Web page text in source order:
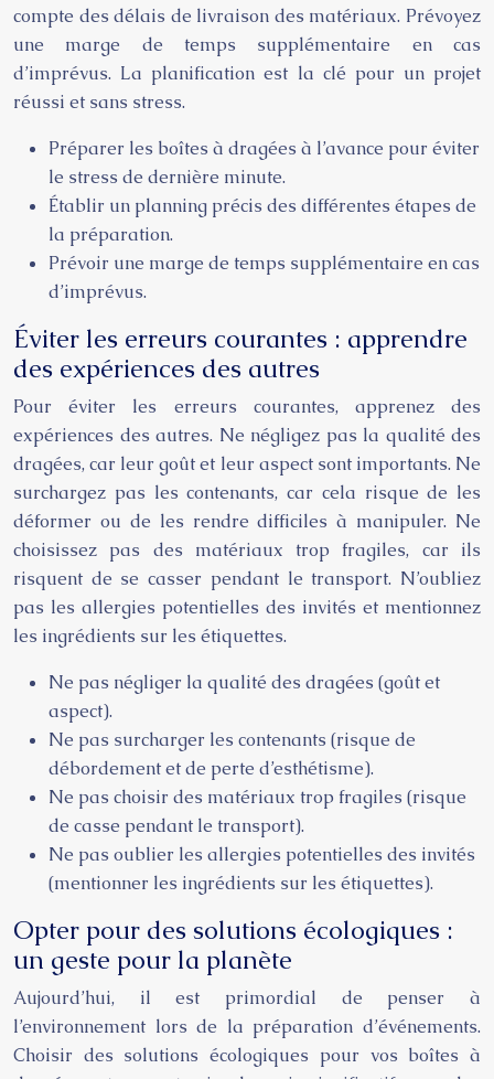
compte des délais de livraison des matériaux. Prévoyez
une marge de temps supplémentaire en cas
d’imprévus. La planification est la clé pour un projet
réussi et sans stress.
Préparer les boîtes à dragées à l’avance pour éviter
le stress de dernière minute.
Établir un planning précis des différentes étapes de
la préparation.
Prévoir une marge de temps supplémentaire en cas
d’imprévus.
Éviter les erreurs courantes : apprendre
des expériences des autres
Pour éviter les erreurs courantes, apprenez des
expériences des autres. Ne négligez pas la qualité des
dragées, car leur goût et leur aspect sont importants. Ne
surchargez pas les contenants, car cela risque de les
déformer ou de les rendre difficiles à manipuler. Ne
choisissez pas des matériaux trop fragiles, car ils
risquent de se casser pendant le transport. N’oubliez
pas les allergies potentielles des invités et mentionnez
les ingrédients sur les étiquettes.
Ne pas négliger la qualité des dragées (goût et
aspect).
Ne pas surcharger les contenants (risque de
débordement et de perte d’esthétisme).
Ne pas choisir des matériaux trop fragiles (risque
de casse pendant le transport).
Ne pas oublier les allergies potentielles des invités
(mentionner les ingrédients sur les étiquettes).
Opter pour des solutions écologiques :
un geste pour la planète
Aujourd’hui, il est primordial de penser à
l’environnement lors de la préparation d’événements.
Choisir des solutions écologiques pour vos boîtes à